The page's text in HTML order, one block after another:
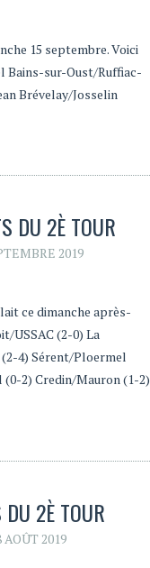
15 septembre. Voici
Bains-sur-Oust/Ruffiac-
Brévelay/Josselin
DU 2È TOUR
2019
ce dimanche après-
USSAC (2-0) La
4) Sérent/Ploermel
2) Credin/Mauron (1-2)
DU 2È TOUR
AOÛT 2019